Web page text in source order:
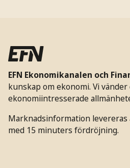
EFN Ekonomikanalen och
kunskap om ekonomi. Vi
ekonomiintresserade
Marknadsinformation
med 15 minuters fördröjning.